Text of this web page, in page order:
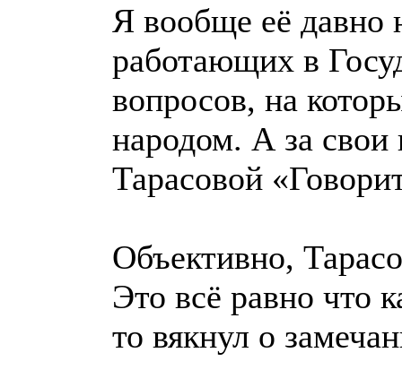
Я вообще её
работающих в
вопросов, на
народом. А за свои
Тарасовой
Объективно,
Это всё равно что
то вякнул о